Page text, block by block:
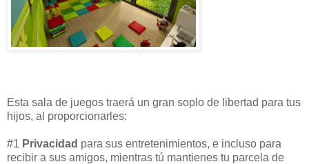
Esta sala de juegos traerá un gran soplo de libertad para tus
hijos, al proporcionarles:
#1 Privacidad para sus entretenimientos, e incluso para
recibir a sus amigos, mientras tú mantienes tu parcela de